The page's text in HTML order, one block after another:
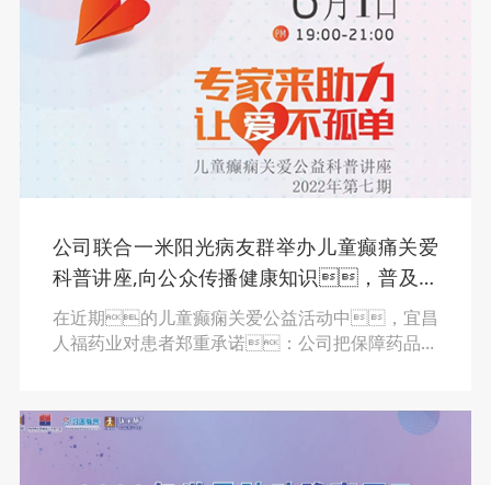
公司联合一米阳光病友群举办儿童癫痛关爱
科普讲座,向公众传播健康知识，普及健
康理念
在近期的儿童癫痫关爱公益活动中，宜昌
人福药业对患者郑重承诺：公司把保障药品可
准备在2023年启动氯巴占进国家医保目录的
工作，后期也将筹备与第三方公益基金的
合作，为经济困难家庭的患者开展药品援